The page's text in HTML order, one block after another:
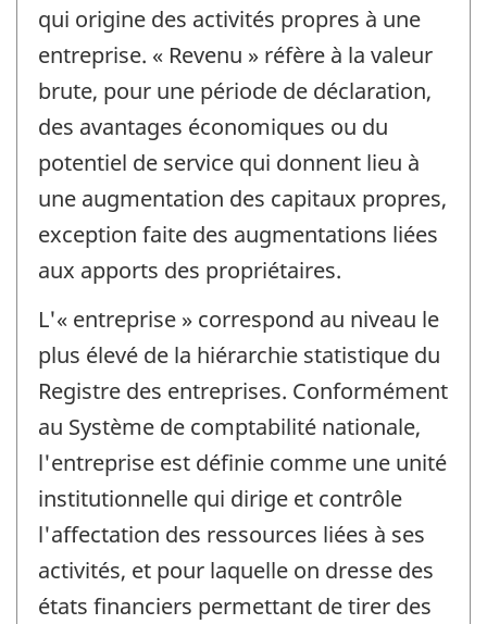
qui origine des activités propres à une
entreprise. « Revenu » réfère à la valeur
brute, pour une période de déclaration,
des avantages économiques ou du
potentiel de service qui donnent lieu à
une augmentation des capitaux propres,
exception faite des augmentations liées
aux apports des propriétaires.
L'« entreprise » correspond au niveau le
plus élevé de la hiérarchie statistique du
Registre des entreprises. Conformément
au Système de comptabilité nationale,
l'entreprise est définie comme une unité
institutionnelle qui dirige et contrôle
l'affectation des ressources liées à ses
activités, et pour laquelle on dresse des
états financiers permettant de tirer des